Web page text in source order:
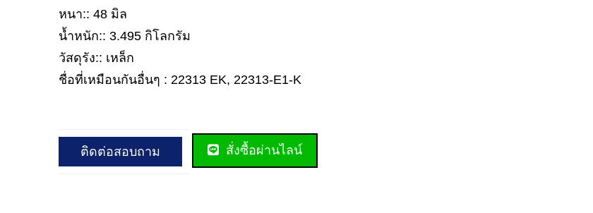
หนา:: 48 มิล
น้ำหนัก:: 3.495 กิโลกรัม
วัสดุรัง:: เหล็ก
ชื่อที่เหมือนกันอื่นๆ : 22313 EK, 22313-E1-K
ติดต่อสอบถาม สั่งซื้อผ่านไลน์